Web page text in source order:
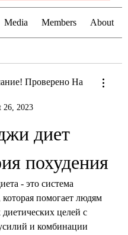
Media Members About
Проверено На
26, 2023
диет
похудения
- это система
которая помогает людям
диетических целей с
и комбинации